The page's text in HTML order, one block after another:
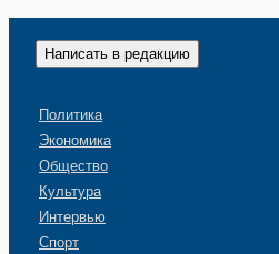
Написать в редакцию
Политика
Экономика
Общество
Культура
Интервью
Спорт